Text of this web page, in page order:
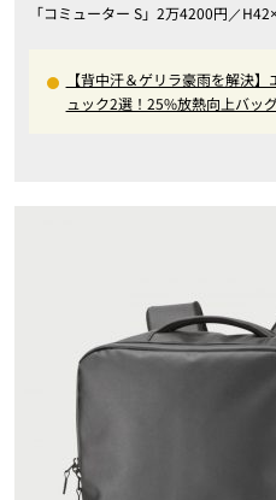
「コミューター S」2万4200円／
【背中汗＆ゲリラ豪雨を解決
ュック2選！25%放熱向上バッ